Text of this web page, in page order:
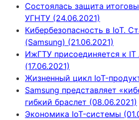
Состоялась защита
УГНТУ (24.06.2021)
Кибербезопасность в IoT.
(Samsung) (21.06.2021)
ИжГТУ присоединяется к
(17.06.2021)
Жизненный цикл IoT-
Samsung представляет
гибкий браслет (08.06.2021)
Экономика IoT-системы